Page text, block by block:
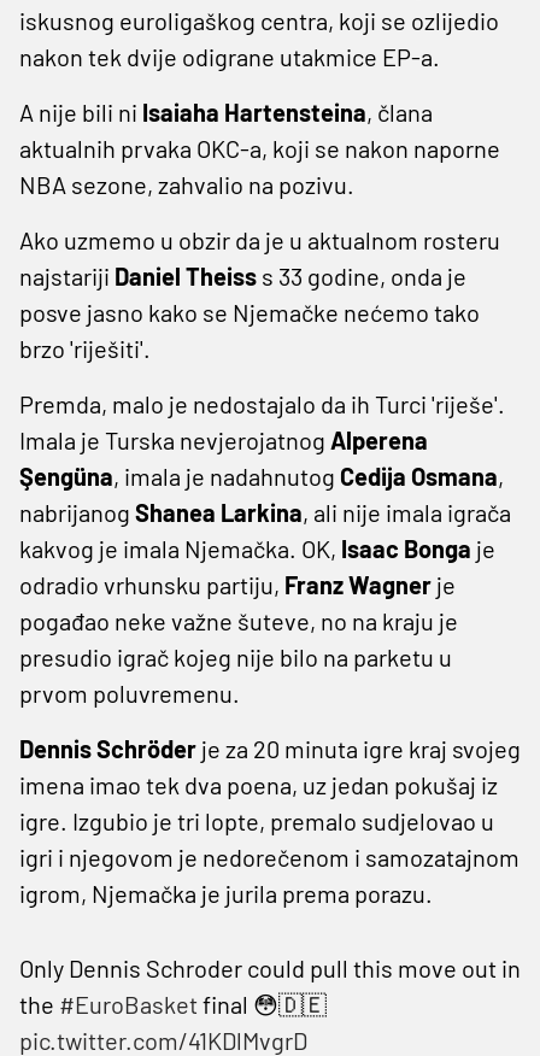
iskusnog euroligaškog centra, koji se ozlijedio
nakon tek dvije odigrane utakmice EP-a.
A nije bili ni Isaiaha Hartensteina, člana
aktualnih prvaka OKC-a, koji se nakon naporne
NBA sezone, zahvalio na pozivu.
Ako uzmemo u obzir da je u aktualnom rosteru
najstariji Daniel Theiss s 33 godine, onda je
posve jasno kako se Njemačke nećemo tako
brzo 'riješiti'.
Premda, malo je nedostajalo da ih Turci 'riješe'.
Imala je Turska nevjerojatnog Alperena
Şengüna, imala je nadahnutog Cedija Osmana,
nabrijanog Shanea Larkina, ali nije imala igrača
kakvog je imala Njemačka. OK, Isaac Bonga je
odradio vrhunsku partiju, Franz Wagner je
pogađao neke važne šuteve, no na kraju je
presudio igrač kojeg nije bilo na parketu u
prvom poluvremenu.
Dennis Schröder je za 20 minuta igre kraj svojeg
imena imao tek dva poena, uz jedan pokušaj iz
igre. Izgubio je tri lopte, premalo sudjelovao u
igri i njegovom je nedorečenom i samozatajnom
igrom, Njemačka je jurila prema porazu.
Only Dennis Schroder could pull this move out in
the #EuroBasketfinal 😳🇩🇪
pic.twitter.com/41KDlMvgrD